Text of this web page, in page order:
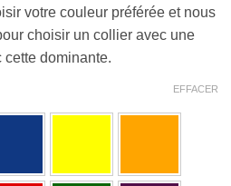
votre couleur préférée et nous
choisir un collier avec une
cette dominante.
EFFACER